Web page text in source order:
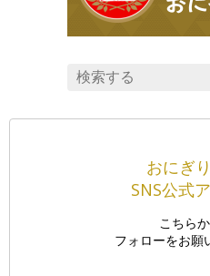
おにぎ
SNS公式
こちら
フォローをお願